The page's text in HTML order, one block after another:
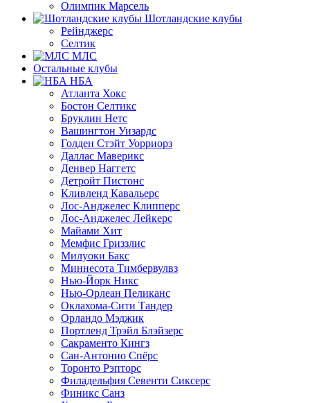
Олимпик Марсель
Шотландские клубы
Рейнджерс
Селтик
МЛС
Остальные клубы
НБА
Атланта Хокс
Бостон Селтикс
Бруклин Нетс
Вашингтон Уизардс
Голден Стэйт Уорриорз
Даллас Маверикс
Денвер Наггетс
Детройт Пистонс
Кливленд Кавальерс
Лос-Анджелес Клипперс
Лос-Анджелес Лейкерс
Майами Хит
Мемфис Гриззлис
Милуоки Бакс
Миннесота Тимбервулвз
Нью-Йорк Никс
Нью-Орлеан Пеликанс
Оклахома-Сити Тандер
Орландо Мэджик
Портленд Трэйл Блэйзерс
Сакраменто Кингз
Сан-Антонио Спёрс
Торонто Рэпторс
Филадельфия Севенти Сиксерс
Финикс Санз